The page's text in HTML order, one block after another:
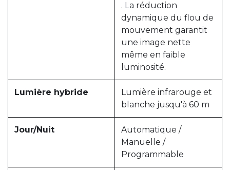
. La réduction
dynamique du flou de
mouvement garantit
une image nette
même en faible
luminosité.
Lumière hybride
Lumière infrarouge et
blanche jusqu'à 60 m
Jour/Nuit
Automatique /
Manuelle /
Programmable